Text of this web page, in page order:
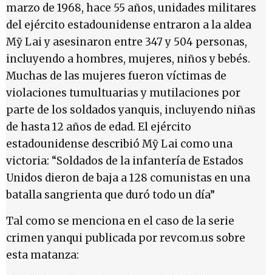
marzo de 1968, hace 55 años, unidades militares
del ejército estadounidense entraron a la aldea
Mỹ Lai y asesinaron entre 347 y 504 personas,
incluyendo a hombres, mujeres, niños y bebés.
Muchas de las mujeres fueron víctimas de
violaciones tumultuarias y mutilaciones por
parte de los soldados yanquis, incluyendo niñas
de hasta 12 años de edad. El ejército
estadounidense describió Mỹ Lai como una
victoria: “Soldados de la infantería de Estados
Unidos dieron de baja a 128 comunistas en una
batalla sangrienta que duró todo un día”
Tal como se menciona en el caso de la serie
crimen yanqui publicada por revcom.us sobre
esta matanza: